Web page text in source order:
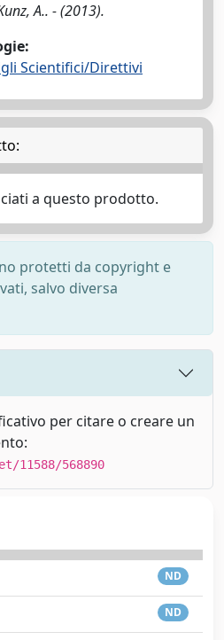
A.. - (2013).
Scientifici/Direttivi
a questo prodotto.
protetti da copyright e
salvo diversa
per citare o creare un
11588/568890
ND
ND